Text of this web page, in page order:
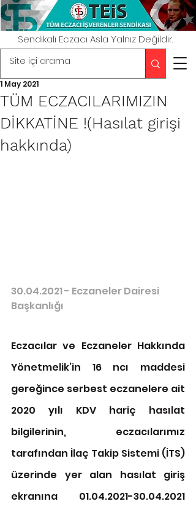
Sendikalı Eczacı Asla Yalnız Değildir.
TÜM ECZACILARIMIZIN
DİKKATİNE !(Hasılat girişi
hakkında)
1 May 2021
30.04.2021 - Eczaneler Dairesi
Başkanlığı
Eczacılar ve Eczaneler Hakkında
Yönetmelik’in 16 ncı maddesi
gereğince serbest eczanelere ait
2020 yılı KDV hariç hasılat
bilgilerinin, eczacılarımız
tarafından İlaç Takip Sistemi (İTS)
üzerinde yer alan hasılat giriş
ekranına 01.04.2021-30.04.2021